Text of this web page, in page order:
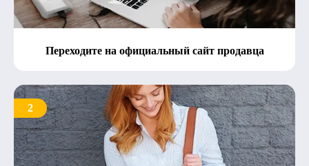
Переходите на официальный сайт продавца
2